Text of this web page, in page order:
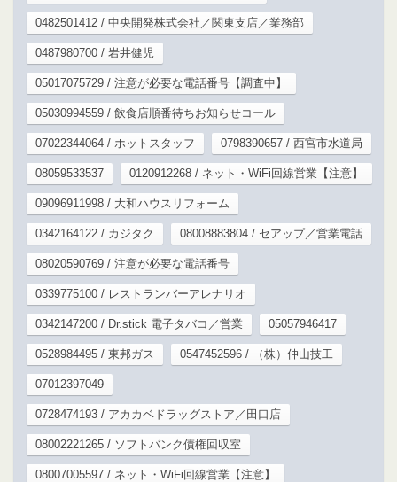
0482501412 / 中央開発株式会社／関東支店／業務部
0487980700 / 岩井健児
05017075729 / 注意が必要な電話番号【調査中】
05030994559 / 飲食店順番待ちお知らせコール
07022344064 / ホットスタッフ 0798390657 / 西宮市水道局
08059533537 0120912268 / ネット・WiFi回線営業【注意】
09096911998 / 大和ハウスリフォーム
0342164122 / カジタク 08008883804 / セアップ／営業電話
08020590769 / 注意が必要な電話番号
0339775100 / レストランバーアレナリオ
0342147200 / Dr.stick 電子タバコ／営業 05057946417
0528984495 / 東邦ガス 0547452596 / （株）仲山技工
07012397049
0728474193 / アカカベドラッグストア／田口店
08002221265 / ソフトバンク債権回収室
08007005597 / ネット・WiFi回線営業【注意】